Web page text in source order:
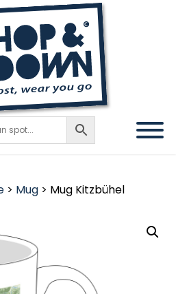
> Mug> Mug Kitzbühel